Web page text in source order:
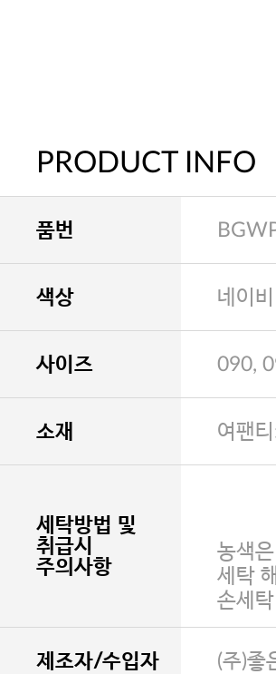
PRODUCT INFO
품번
색상 네이비
사이즈 090,
소재 여팬
세탁방법 및
취급시
주의사항
농색
세탁
손세
제조자/수입자 (주)좋